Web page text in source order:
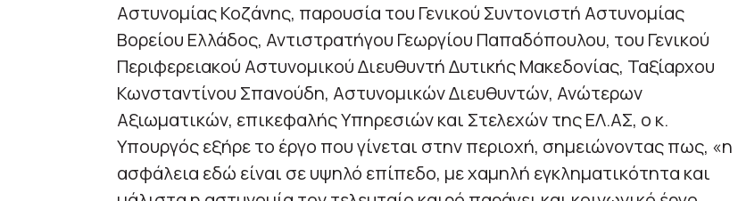
Αστυνομίας Κοζάνης, παρουσία του Γενικού Συντονιστή Αστυνομίας
Βορείου Ελλάδος, Αντιστρατήγου Γεωργίου Παπαδόπουλου, του Γενικού
Περιφερειακού Αστυνομικού Διευθυντή Δυτικής Μακεδονίας, Ταξίαρχου
Κωνσταντίνου Σπανούδη, Αστυνομικών Διευθυντών, Ανώτερων
Αξιωματικών, επικεφαλής Υπηρεσιών και Στελεχών της ΕΛ.ΑΣ, ο κ.
Υπουργός εξήρε το έργο που γίνεται στην περιοχή, σημειώνοντας πως, «η
ασφάλεια εδώ είναι σε υψηλό επίπεδο, με χαμηλή εγκληματικότητα και